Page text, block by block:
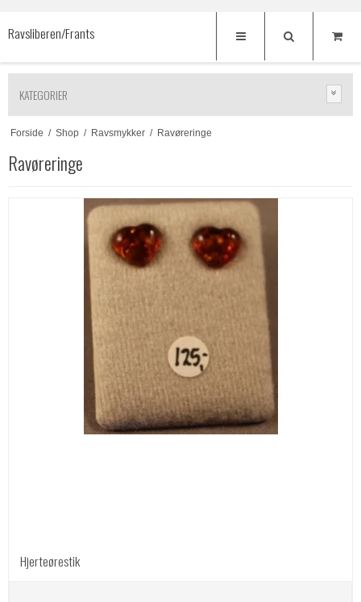
Ravsliberen/Frants
KATEGORIER
Forside / Shop / Ravsmykker / Ravøreringe
Ravøreringe
Hjerteørestik